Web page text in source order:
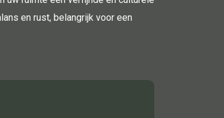
en rust, belangrijk voor een